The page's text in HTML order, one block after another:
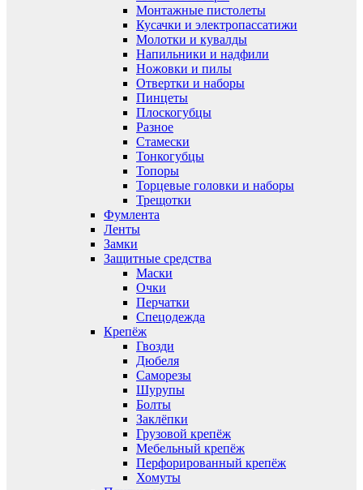
Монтажные пистолеты
Кусачки и электропассатижи
Молотки и кувалды
Напильники и надфили
Ножовки и пилы
Отвертки и наборы
Пинцеты
Плоскогубцы
Разное
Стамески
Тонкогубцы
Топоры
Торцевые головки и наборы
Трещотки
Фумлента
Ленты
Замки
Защитные средства
Маски
Очки
Перчатки
Спецодежда
Крепёж
Гвозди
Дюбеля
Саморезы
Шурупы
Болты
Заклёпки
Грузовой крепёж
Мебельный крепёж
Перфорированный крепёж
Хомуты